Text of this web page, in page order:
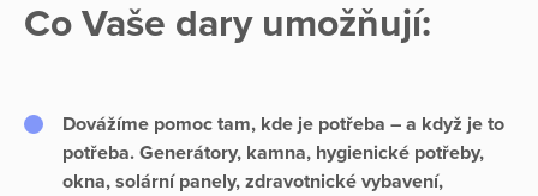
Co Vaše dary umožňují:
Dovážíme pomoc tam, kde je potřeba – a když je to
potřeba. Generátory, kamna, hygienické potřeby,
okna, solární panely, zdravotnické vybavení,